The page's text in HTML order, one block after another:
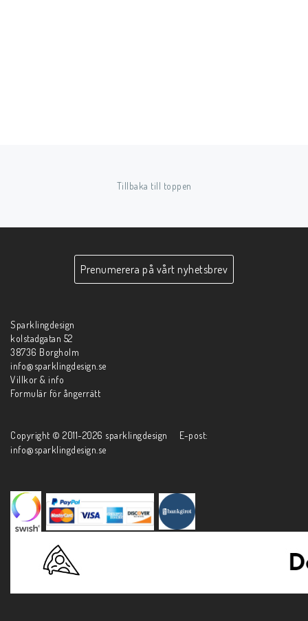
Tillbaka till toppen
Prenumerera på vårt nyhetsbrev
Sparklingdesign
kolstadgatan 52
38736 Borgholm
info@sparklingdesign.se
Villkor & info
Formulär för ångerrätt
Copyright © 2011-2026 sparklingdesign E-post:
info@sparklingdesign.se